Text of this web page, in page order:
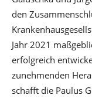
den
Jahr 2021
erfolgreich
zunehmenden
schafft die Paulus